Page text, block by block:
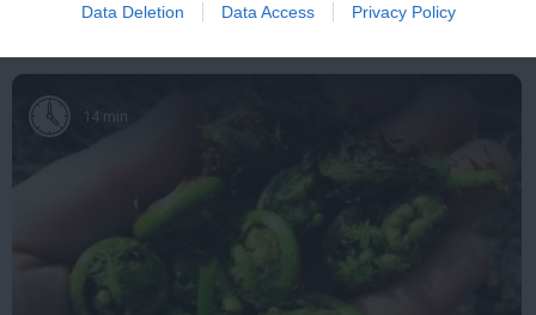
Data Deletion Data Access Privacy Policy
105 109
14 min